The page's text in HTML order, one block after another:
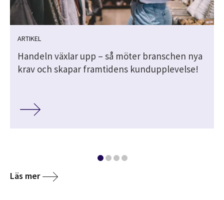
ARTIKEL
Handeln växlar upp – så möter branschen nya
krav och skapar framtidens kundupplevelse!
Läs mer